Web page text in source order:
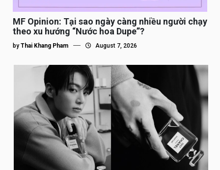
MF Opinion: Tại sao ngày càng nhiều người chạy
theo xu hướng “Nước hoa Dupe”?
by Thai Khang Pham August 7, 2026